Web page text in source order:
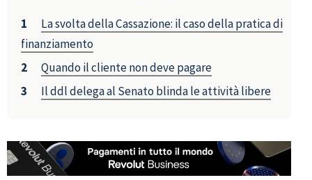
La svolta della Cassazione: il caso della pratica di
finanziamento
Quando il cliente non deve pagare
Il ddl delega al Senato blinda le attività libere